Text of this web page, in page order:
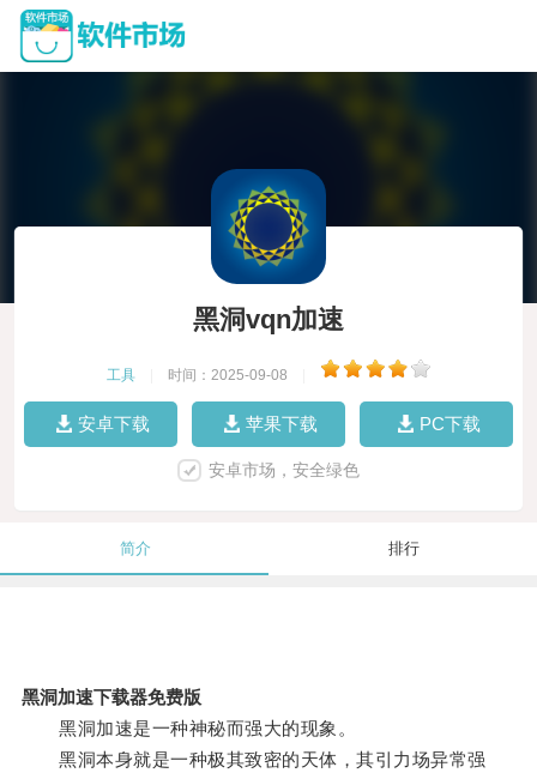
黑洞vqn加速
工具 时间：2025-09-08
安卓下载 苹果下载 PC下载
安卓市场，安全绿色
简介 排行
黑洞加速下载器免费版
黑洞加速是一种神秘而强大的现象。
黑洞本身就是一种极其致密的天体，其引力场异常强